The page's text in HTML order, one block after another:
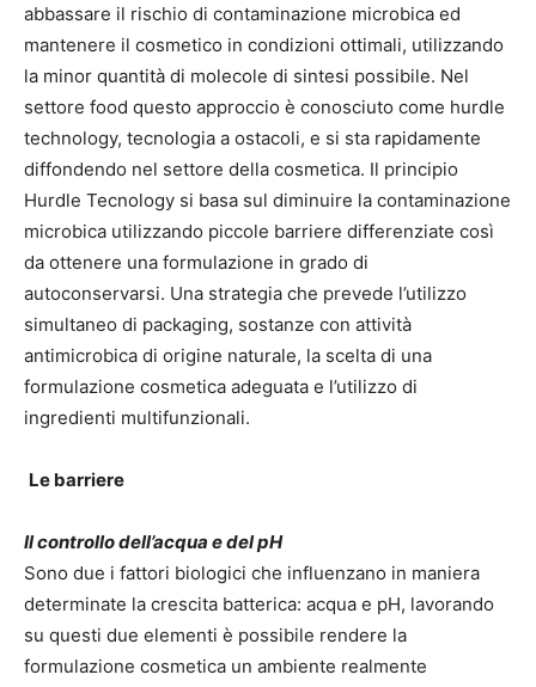
abbassare il rischio di contaminazione microbica ed
mantenere il cosmetico in condizioni ottimali, utilizzando
la minor quantità di molecole di sintesi possibile. Nel
settore food questo approccio è conosciuto come hurdle
technology, tecnologia a ostacoli, e si sta rapidamente
diffondendo nel settore della cosmetica. Il principio
Hurdle Tecnology si basa sul diminuire la contaminazione
microbica utilizzando piccole barriere differenziate così
da ottenere una formulazione in grado di
autoconservarsi. Una strategia che prevede l’utilizzo
simultaneo di packaging, sostanze con attività
antimicrobica di origine naturale, la scelta di una
formulazione cosmetica adeguata e l’utilizzo di
ingredienti multifunzionali.
Le barriere
Il controllo dell’acqua e del pH
Sono due i fattori biologici che influenzano in maniera
determinate la crescita batterica: acqua e pH, lavorando
su questi due elementi è possibile rendere la
formulazione cosmetica un ambiente realmente